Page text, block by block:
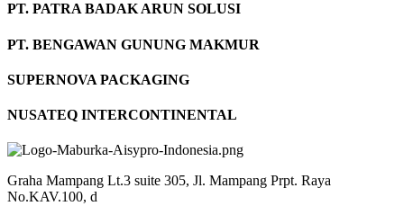
PT. PATRA BADAK ARUN SOLUSI
PT. BENGAWAN GUNUNG MAKMUR
SUPERNOVA PACKAGING
NUSATEQ INTERCONTINENTAL
Graha Mampang Lt.3 suite 305, Jl. Mampang Prpt. Raya
No.KAV.100, d